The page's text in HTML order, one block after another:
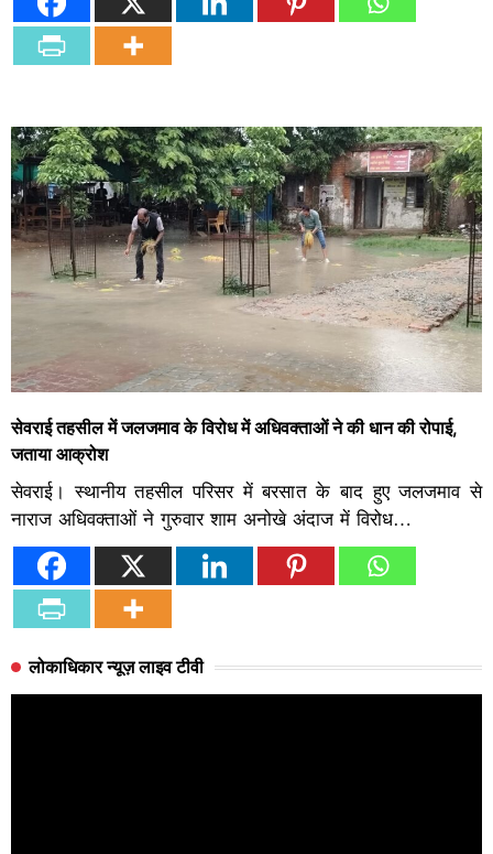
सेवराई तहसील में जलजमाव के विरोध में अधिवक्ताओं ने की धान की रोपाई,
जताया आक्रोश
सेवराई। स्थानीय तहसील परिसर में बरसात के बाद हुए जलजमाव से
नाराज अधिवक्ताओं ने गुरुवार शाम अनोखे अंदाज में विरोध…
लोकाधिकार न्यूज़ लाइव टीवी